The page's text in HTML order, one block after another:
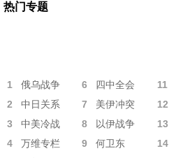
热门专题
1 俄乌战争 6 四中全会 11
2 中日关系 7 美伊冲突 12
3 中美冷战 8 以伊战争 13
4 万维专栏 9 何卫东 14